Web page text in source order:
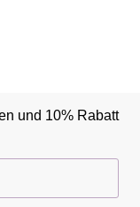
und 10% Rabatt